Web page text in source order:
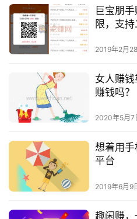
巨宝朋
限，支
2019年2月
女人赚
赚钱吗？
2020年5月7
想着用
平台
2019年6月9
趣闲赚